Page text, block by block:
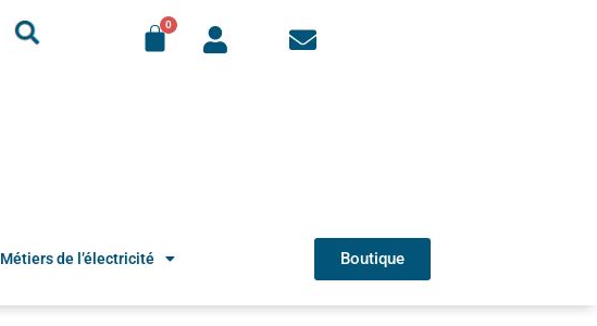
Métiers de l’électricité Boutique